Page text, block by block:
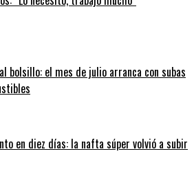
bolsillo: el mes de julio arranca con subas
en diez días: la nafta súper volvió a subir